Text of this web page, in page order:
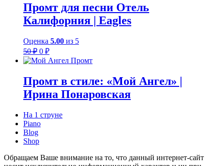
Промт для песни Отель
Калифорния | Eagles
Оценка 5.00 из 5
50₽ Первоначальная
цена
составляла
0 ₽Текущая
цена:
Промт в стиле: «Мой Ангел» |
Ирина Понаровская
На 1 струне
Piano
Blog
Shop
Обращаем Ваше внимание на то, что данный интернет-сайт